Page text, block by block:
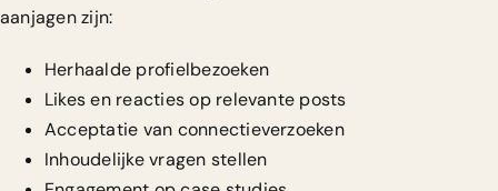
aanjagen zijn:
Herhaalde profielbezoeken
Likes en reacties op relevante posts
Acceptatie van connectieverzoeken
Inhoudelijke vragen stellen